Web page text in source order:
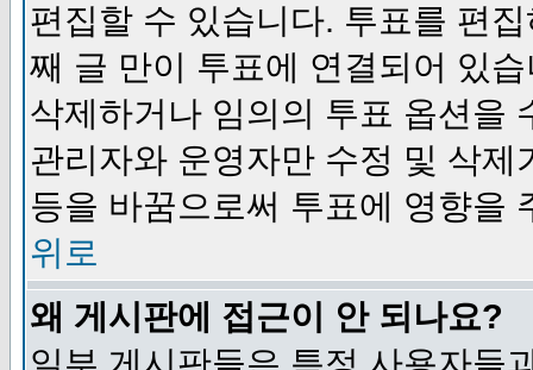
편집할 수 있습니다. 투표를 편
째 글 만이 투표에 연결되어 있
삭제하거나 임의의 투표 옵션을
관리자와 운영자만 수정 및 삭
등을 바꿈으로써 투표에 영향을
위로
왜 게시판에 접근이 안 되나요?